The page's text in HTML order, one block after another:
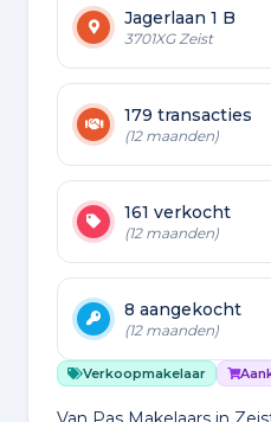
Jagerlaan 1 B
3701XG Zeist
179 transacties
(12 maanden)
161 verkocht
(12 maanden)
8 aangekocht
(12 maanden)
Verkoopmakelaar